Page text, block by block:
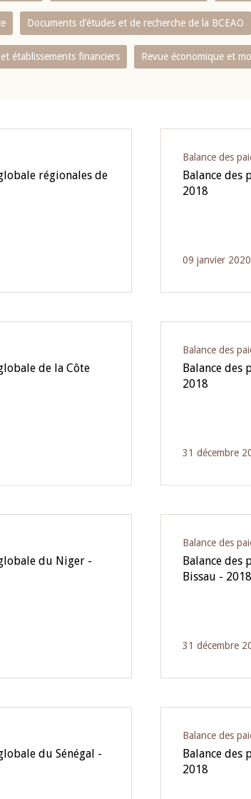
Documents d’études et de recherche de la BCEAO
établissements financiers Revue économique et
régionales de
Balance des
Balance des
2018
09 janvier 2020
de la Côte
Balance des
Balance des
2018
31 décembre
du Niger -
Balance des
Balance des
Bissau - 2018
31 décembre
du Sénégal -
Balance des
Balance des
2018